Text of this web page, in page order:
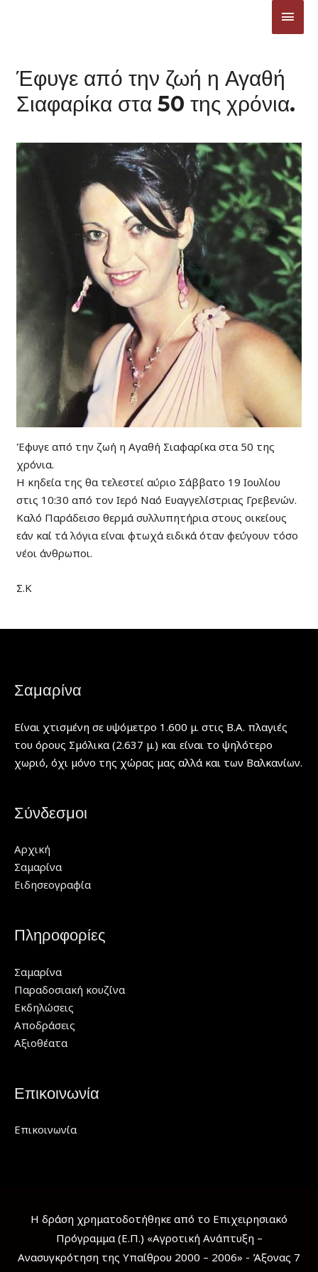
Έφυγε από την ζωή η Αγαθή
Σιαφαρίκα στα 50 της χρόνια.
Έφυγε από την ζωή η Αγαθή Σιαφαρίκα στα 50 της
χρόνια.
Η κηδεία της θα τελεστεί αύριο Σάββατο 19 Ιουλίου
στις 10:30 από τον Ιερό Ναό Ευαγγελίστριας Γρεβενών.
Καλό Παράδεισο θερμά συλλυπητήρια στους οικείους
εάν καί τά λόγια είναι φτωχά ειδικά όταν φεύγουν τόσο
νέοι άνθρωποι.
Σ.Κ
Σαμαρίνα
Είναι χτισμένη σε υψόμετρο 1.600 μ. στις Β.Α. πλαγιές
του όρους Σμόλικα (2.637 μ.) και είναι το ψηλότερο
χωριό, όχι μόνο της χώρας μας αλλά και των Βαλκανίων.
Σύνδεσμοι
Αρχική
Σαμαρίνα
Ειδησεογραφία
Πληροφορίες
Σαμαρίνα
Παραδοσιακή κουζίνα
Εκδηλώσεις
Αποδράσεις
Αξιοθέατα
Επικοινωνία
Επικοινωνία
Η δράση χρηματοδοτήθηκε από το Επιχειρησιακό
Πρόγραμμα (Ε.Π.) «Αγροτική Ανάπτυξη –
Ανασυγκρότηση της Υπαίθρου 2000 – 2006» - Άξονας 7